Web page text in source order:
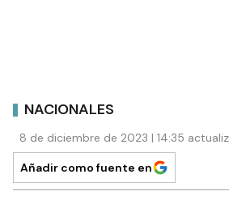
NACIONALES
8 de diciembre de 2023 | 14:35
Añadir como fuente en